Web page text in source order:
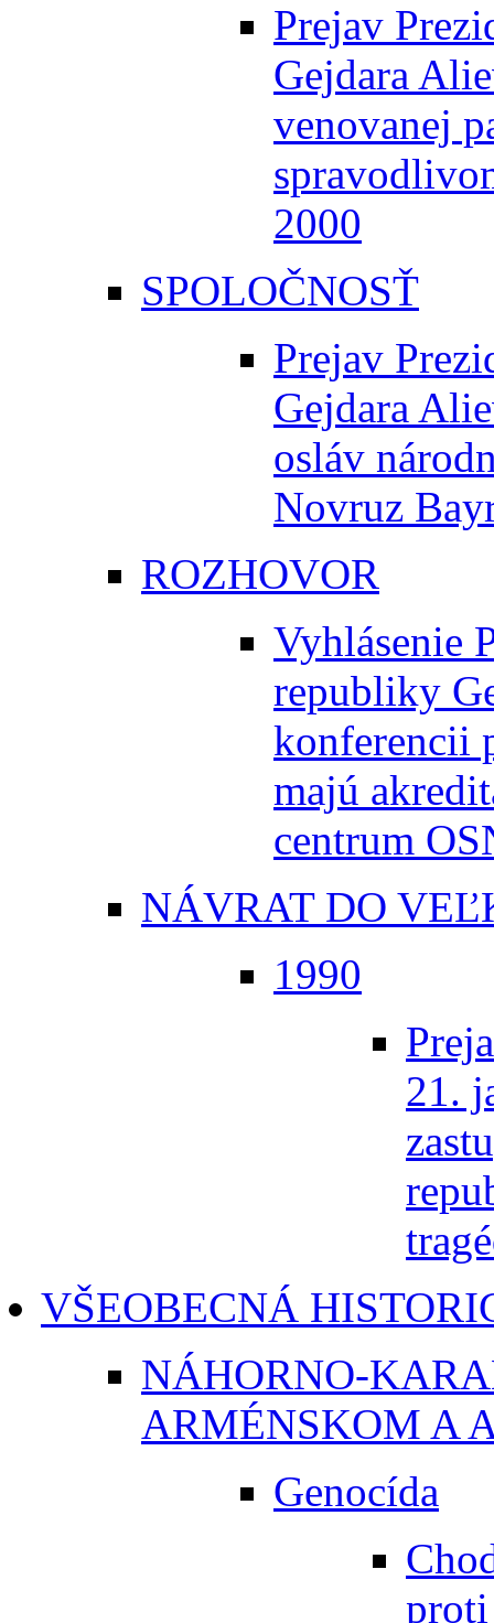
Prejav
Gejdara
venovanej
2000
SPOLOČNOSŤ
Prejav
Gejdara
osláv
Novruz
ROZHOVOR
Vyhlásenie
republiky
konferencii
majú
centrum
NÁVRAT DO
1990
21.
VŠEOBECNÁ
NÁHORNO-
ARMÉNSKOM A
Genocída